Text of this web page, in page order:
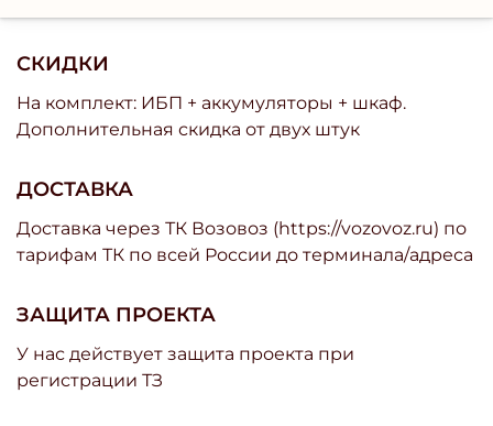
СКИДКИ
На комплект: ИБП + аккумуляторы + шкаф.
Дополнительная скидка от двух штук
ДОСТАВКА
Доставка через ТК Возовоз (https://vozovoz.ru) по
тарифам ТК по всей России до терминала/адреса
ЗАЩИТА ПРОЕКТА
У нас действует защита проекта при
регистрации ТЗ